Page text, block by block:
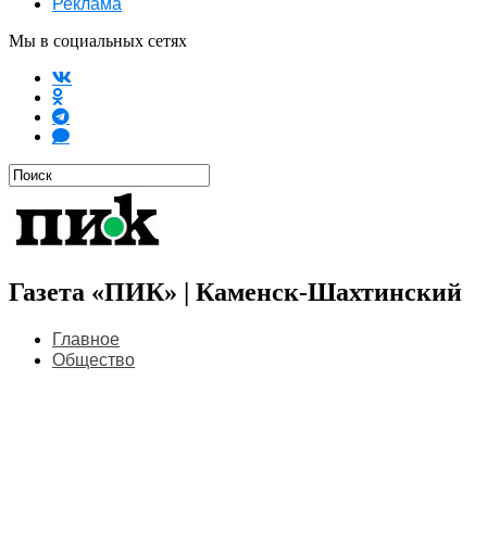
Мы в социальных сетях
Газета «ПИК» | Каменск-Шахтинский
Главное
Общество